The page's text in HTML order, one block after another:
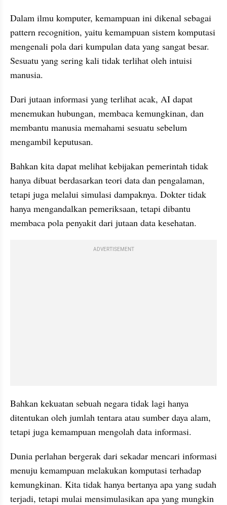
Dalam ilmu komputer, kemampuan ini dikenal sebagai
pattern recognition, yaitu kemampuan sistem komputasi
mengenali pola dari kumpulan data yang sangat besar.
Sesuatu yang sering kali tidak terlihat oleh intuisi
manusia.
Dari jutaan informasi yang terlihat acak, AI dapat
menemukan hubungan, membaca kemungkinan, dan
membantu manusia memahami sesuatu sebelum
mengambil keputusan.
Bahkan kita dapat melihat kebijakan pemerintah tidak
hanya dibuat berdasarkan teori data dan pengalaman,
tetapi juga melalui simulasi dampaknya. Dokter tidak
hanya mengandalkan pemeriksaan, tetapi dibantu
membaca pola penyakit dari jutaan data kesehatan.
ADVERTISEMENT
Bahkan kekuatan sebuah negara tidak lagi hanya
ditentukan oleh jumlah tentara atau sumber daya alam,
tetapi juga kemampuan mengolah data informasi.
Dunia perlahan bergerak dari sekadar mencari informasi
menuju kemampuan melakukan komputasi terhadap
kemungkinan. Kita tidak hanya bertanya apa yang sudah
terjadi, tetapi mulai mensimulasikan apa yang mungkin